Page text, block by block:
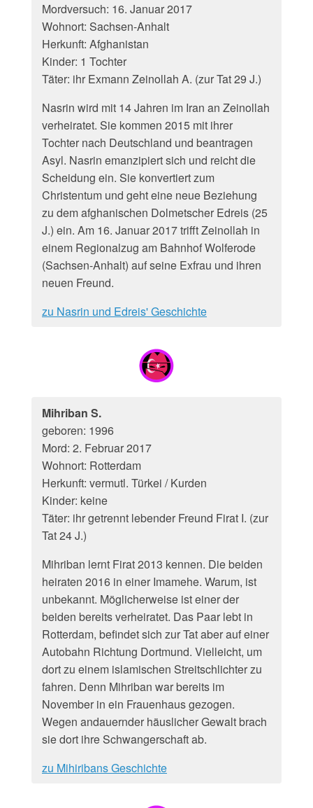
Mordversuch: 16. Januar 2017
Wohnort: Sachsen-Anhalt
Herkunft: Afghanistan
Kinder: 1 Tochter
Täter: ihr Exmann Zeinollah A. (zur Tat 29 J.)
Nasrin wird mit 14 Jahren im Iran an Zeinollah
verheiratet. Sie kommen 2015 mit ihrer
Tochter nach Deutschland und beantragen
Asyl. Nasrin emanzipiert sich und reicht die
Scheidung ein. Sie konvertiert zum
Christentum und geht eine neue Beziehung
zu dem afghanischen Dolmetscher Edreis (25
J.) ein. Am 16. Januar 2017 trifft Zeinollah in
einem Regionalzug am Bahnhof Wolferode
(Sachsen-Anhalt) auf seine Exfrau und ihren
neuen Freund.
zu Nasrin und Edreis' Geschichte
Mihriban S.
geboren: 1996
Mord: 2. Februar 2017
Wohnort: Rotterdam
Herkunft: vermutl. Türkei / Kurden
Kinder: keine
Täter: ihr getrennt lebender Freund Firat I. (zur
Tat 24 J.)
Mihriban lernt Firat 2013 kennen. Die beiden
heiraten 2016 in einer Imamehe. Warum, ist
unbekannt. Möglicherweise ist einer der
beiden bereits verheiratet. Das Paar lebt in
Rotterdam, befindet sich zur Tat aber auf einer
Autobahn Richtung Dortmund. Vielleicht, um
dort zu einem islamischen Streitschlichter zu
fahren. Denn Mihriban war bereits im
November in ein Frauenhaus gezogen.
Wegen andauernder häuslicher Gewalt brach
sie dort ihre Schwangerschaft ab.
zu Mihiribans Geschichte